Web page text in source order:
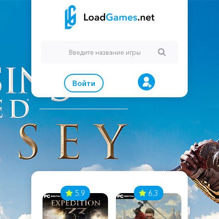
Войти
5.9 6.3